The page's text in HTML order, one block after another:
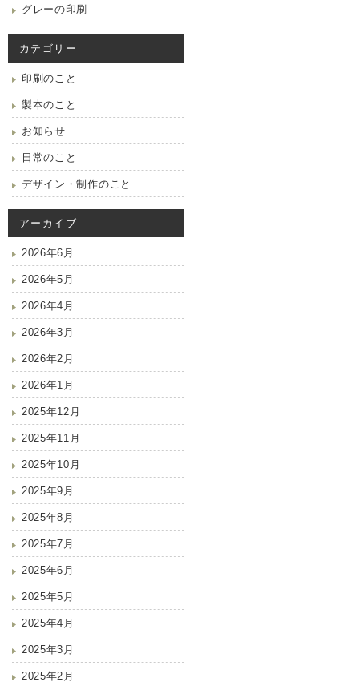
グレーの印刷
カテゴリー
印刷のこと
製本のこと
お知らせ
日常のこと
デザイン・制作のこと
アーカイブ
2026年6月
2026年5月
2026年4月
2026年3月
2026年2月
2026年1月
2025年12月
2025年11月
2025年10月
2025年9月
2025年8月
2025年7月
2025年6月
2025年5月
2025年4月
2025年3月
2025年2月